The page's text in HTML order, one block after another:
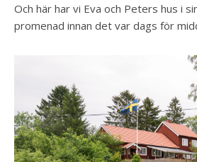
Och här har vi Eva och Peters hus i
promenad innan det var dags för